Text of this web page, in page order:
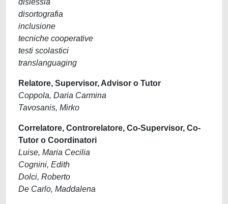
dislessia
disortografia
inclusione
tecniche cooperative
testi scolastici
translanguaging
Relatore, Supervisor, Advisor o Tutor
Coppola, Daria Carmina
Tavosanis, Mirko
Correlatore, Controrelatore, Co-Supervisor, Co-
Tutor o Coordinatori
Luise, Maria Cecilia
Cognini, Edith
Dolci, Roberto
De Carlo, Maddalena